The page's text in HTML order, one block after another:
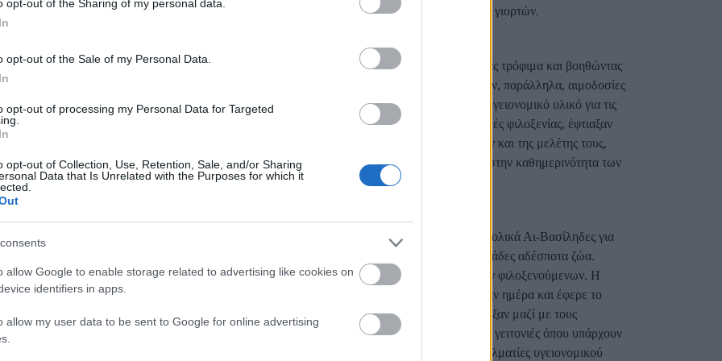
opt-out of the Sharing of my personal data.
opt-out of the Sale of my Personal Data.
opt-out of processing my Personal Data for Targeted
opt-out of Collection, Use, Retention, Sale, and/or Sharing
Data that Is Unrelated with the Purposes for which it
allow Google to enable storage related to advertising like cookies on
identifiers in apps.
allow my user data to be sent to Google for online advertising
Τα κοινωνικά ζητήματα υφίστανται όλη τη διάρκεια του έτους και όχι μόνο τις μέρες των γιορτών.
Προσκοπικού Δικτύου, λοιπόν, συμμετείχαν στη φετινή +ΠΡΑΞΗ μαγειρεύοντας, μαζεύοντας τρόφιμα και βοηθώντας
σε τράπεζες τροφίμων ή συσσίτια αστέγων και ευάλωτων κοινωνικών ομάδων. Διοργάνωσαν, παράλληλα, αιμοδοσίες
όλους τους ενεργούς πολίτες της περιοχής τους να συμμετάσχουν. Συνέλλεξαν σχολικό και υγειονομικό υλικό για τις
περιοχές της χώρας. Ακόμη, απασχόλησαν δημιουργικά, τα παιδιά, τα οποία ζουν σε δομές φιλοξενίας, έφτιαξαν
από τα απαραίτητα για την άνετη διαβίωση των παιδιών, φρόντισαν για τον χώρο των παιχνιδιών και της μελέτης τους,
και τον εξωτερικό χώρο της δομής φιλοξενίας ανακυκλώνοντας και βάζοντας χρώμα στην καθημερινότητα των
συμμετέχοντες στην +ΠΡΑΞΗ δεν σταμάτησαν στις παραπάνω δραστηριότητες. Έγιναν συμβολικά Αι-Βασίληδες για
ζώα βοηθώντας και στη συλλογή τροφής για φιλοζωικό σωματείο, το οποίο φιλοξενεί δεκάδες αδέσποτα ζώα.
επίσης, και ίδρυμα φροντίδας ηλικιωμένων όπου εκεί άλλαξαν την καθημερινότητα των φιλοξενούμενων. Η
νεαρών σε ηλικία Μελών Προσκοπικού Δικτύου με τους ηλικιωμένους έδωσε ενέργεια στην ημέρα και έφερε το
στα χείλη. Συν τοις άλλοις, σε επόμενη επίσκεψη σε ψυχιατρικό ξενώνα τα Μέλη Π.Δ. έφτιαξαν μαζί με τους
κουλουράκια και γλυκίσματα. Τα γλυκίσματα όμως και ο καφές δεν έλειψαν και στις γειτονιές όπου υπάρχουν
που στερούνται τα βασικά αγαθά. Εκεί τα Προσκοπικά Δίκτυα ευαισθητοποίησαν τους επαγγελματίες υγειονομικού